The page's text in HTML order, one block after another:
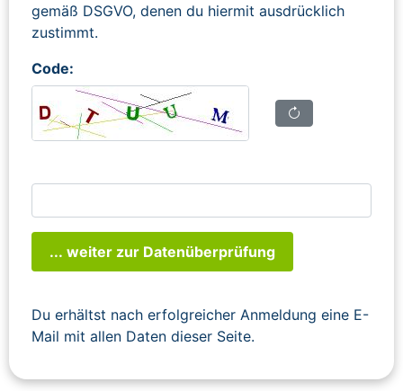
gemäß DSGVO, denen du hiermit ausdrücklich
zustimmt.
Code:
... weiter zur Datenüberprüfung
Du erhältst nach erfolgreicher Anmeldung eine E-
Mail mit allen Daten dieser Seite.